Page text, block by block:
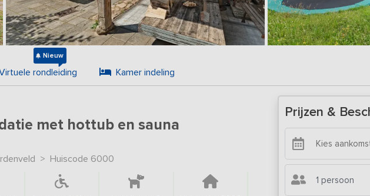
rondleiding
Nieuw
Kamer indeling
met hottub en sauna
> Huiscode 6000
Prijzen &
1 persoon